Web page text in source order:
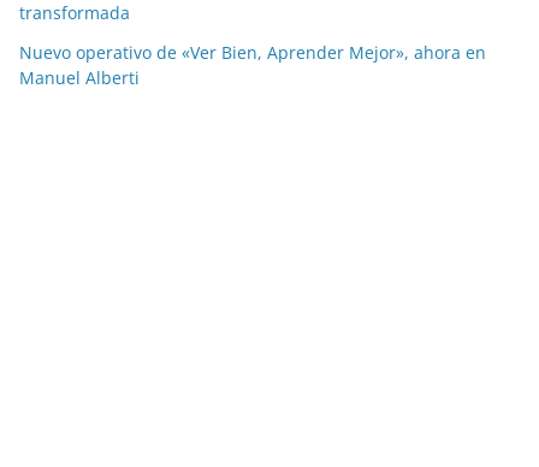
transformada
Nuevo operativo de «Ver Bien, Aprender Mejor», ahora en
Manuel Alberti